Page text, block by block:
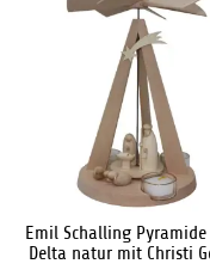
Emil Schalling
Delta natur mit Christi